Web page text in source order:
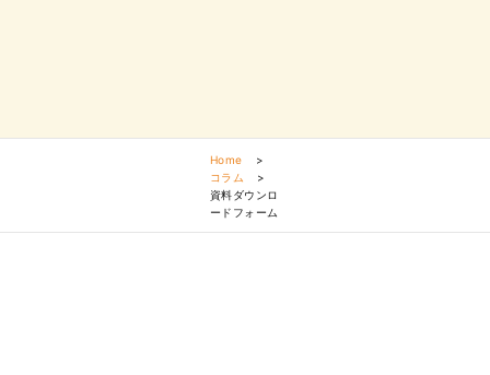
Home
>
コラム
>
資料ダウンロ
ードフォーム